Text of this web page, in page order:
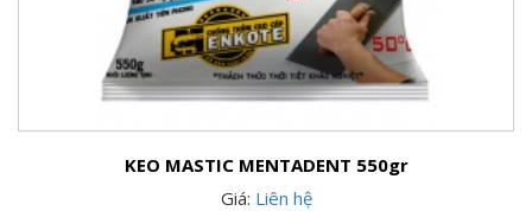
KEO MASTIC MENTADENT 550gr
Giá: Liên hệ